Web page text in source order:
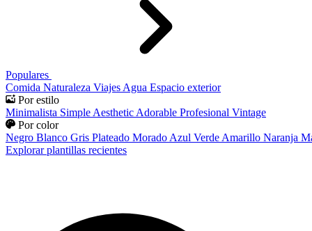
Populares
Comida Naturaleza Viajes Agua Espacio exterior
Por estilo
Minimalista Simple Aesthetic Adorable Profesional Vintage
Por color
Negro Blanco Gris Plateado Morado Azul Verde Amarillo Naranja
Explorar plantillas recientes